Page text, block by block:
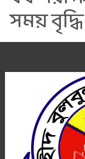
সময় বৃদ্ধি